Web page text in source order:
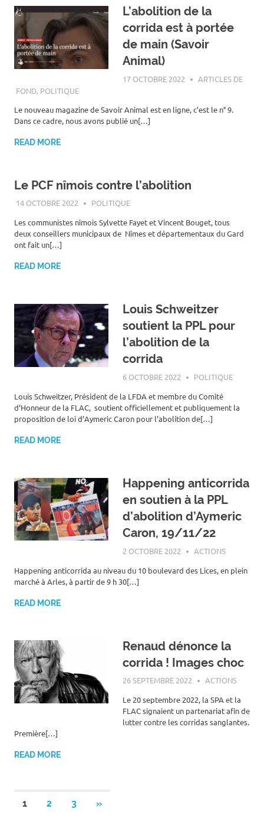
L’abolition de la
corrida est à portée
de main (Savoir
Animal)
17 OCTOBRE 2022 ROGER LAHANA
ARTICLES DE
FOND, POLITIQUE
Le nouveau magazine de Savoir Animal est en ligne, c’est le n° 9.
Dans ce cadre, nous avons publié un[…]
READ MORE
Le PCF nîmois contre l’abolition
14 OCTOBRE 2022 ROGER LAHANA
POLITIQUE
‌Les communistes nîmois Sylvette Fayet et Vincent Bouget, tous
deux conseillers municipaux de Nîmes et départementaux du Gard
ont fait un[…]
READ MORE
Louis Schweitzer
soutient la PPL pour
l’abolition de la
corrida
6 OCTOBRE 2022 ROGER LAHANA
POLITIQUE
Louis Schweitzer, Président de la LFDA et membre du Comité
d’Honneur de la FLAC, soutient officiellement et publiquement la
proposition de loi d’Aymeric Caron pour l’abolition de[…]
READ MORE
Happening anticorrida
en soutien à la PPL
d’abolition d’Aymeric
Caron, 19/11/22
2 OCTOBRE 2022 ROGER LAHANA
ACTIONS
Happening anticorrida au niveau du 10 boulevard des Lices, en plein
marché à Arles, à partir de 9 h 30[…]
READ MORE
Renaud dénonce la
corrida ! Images choc
26 SEPTEMBRE 2022 ROGER LAHANA
ACTIONS
Le 20 septembre 2022, la SPA et la
FLAC signaient un partenariat afin de
lutter contre les corridas sanglantes.
Première[…]
READ MORE
Pagination
1 2 3
NEXT
»